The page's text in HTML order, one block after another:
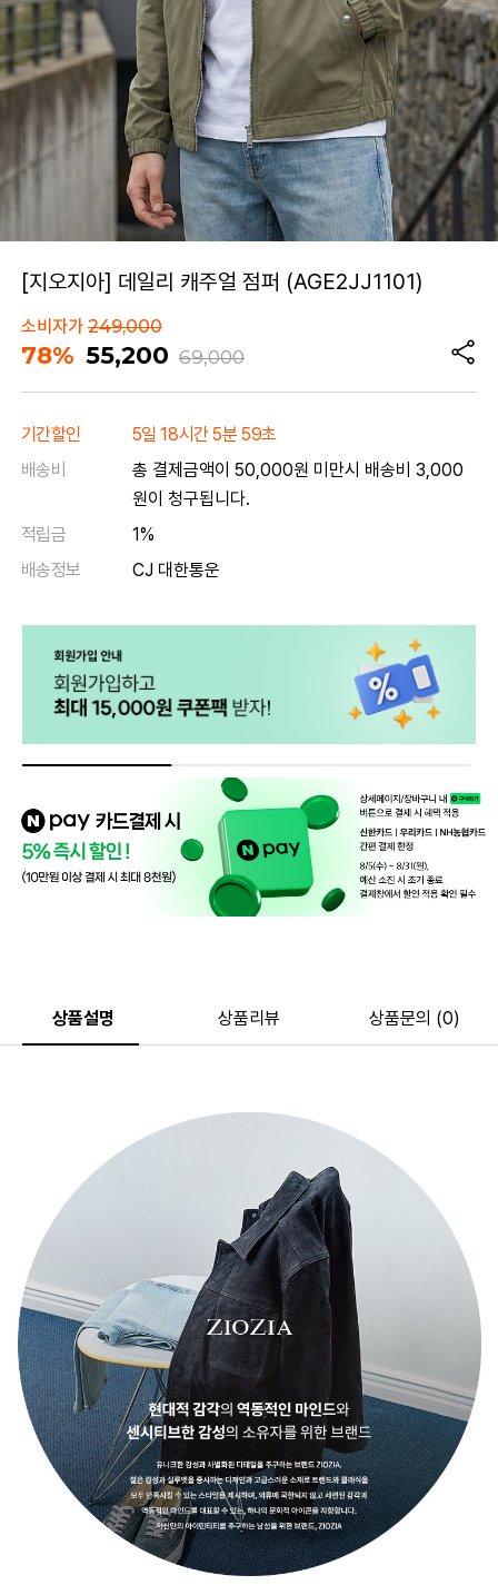
[지오지아] 데일리 캐주얼 점퍼 (AGE2JJ1101)
소비자가249,000
78% 55,200 69,000
기간할인
5일 18시간 5분 59초
배송비
총 결제금액이 50,000원 미만시 배송비 3,000
원이 청구됩니다.
적립금
1%
배송정보
CJ 대한통운
상품설명 상품리뷰 상품문의 (0)